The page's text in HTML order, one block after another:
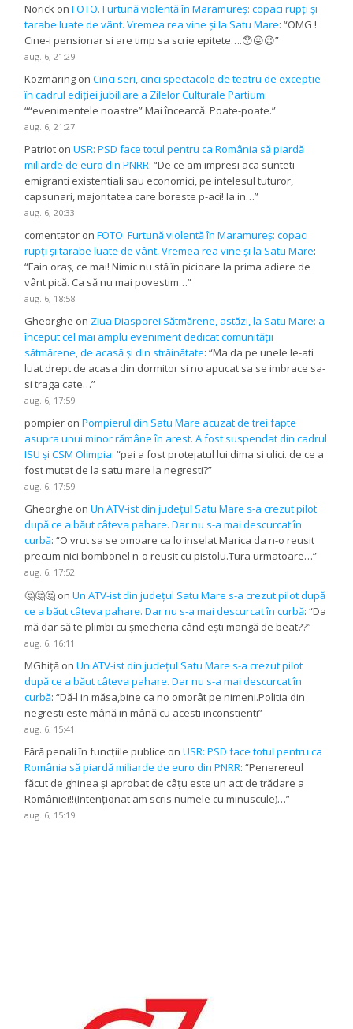
Norick onFOTO. Furtună violentă în Maramureș: copaci rupți și
tarabe luate de vânt. Vremea rea vine și la Satu Mare: “OMG !
Cine-i pensionar si are timp sa scrie epitete….😯😛😉”
aug. 6, 21:29
Kozmaring onCinci seri, cinci spectacole de teatru de excepție
în cadrul ediției jubiliare a Zilelor Culturale Partium:
““evenimentele noastre” Mai încearcă. Poate-poate.”
aug. 6, 21:27
Patriot onUSR: PSD face totul pentru ca România să piardă
miliarde de euro din PNRR: “De ce am impresi aca sunteti
emigranti existentiali sau economici, pe intelesul tuturor,
capsunari, majoritatea care boreste p-aci! Ia in…”
aug. 6, 20:33
comentator onFOTO. Furtună violentă în Maramureș: copaci
rupți și tarabe luate de vânt. Vremea rea vine și la Satu Mare:
“Fain oraș, ce mai! Nimic nu stă în picioare la prima adiere de
vânt pică. Ca să nu mai povestim…”
aug. 6, 18:58
Gheorghe on Ziua Diasporei Sătmărene, astăzi, la Satu Mare: a
început cel mai amplu eveniment dedicat comunității
sătmărene, de acasă și din străinătate: “Ma da pe unele le-ati
luat drept de acasa din dormitor si no apucat sa se imbrace sa-
si traga cate…”
aug. 6, 17:59
pompier onPompierul din Satu Mare acuzat de trei fapte
asupra unui minor rămâne în arest. A fost suspendat din cadrul
ISU și CSM Olimpia: “pai a fost protejatul lui dima si ulici. de ce a
fost mutat de la satu mare la negresti?”
aug. 6, 17:59
Gheorghe onUn ATV-ist din județul Satu Mare s-a crezut pilot
după ce a băut câteva pahare. Dar nu s-a mai descurcat în
curbă: “O vrut sa se omoare ca lo inselat Marica da n-o reusit
precum nici bombonel n-o reusit cu pistolu.Tura urmatoare…”
aug. 6, 17:52
🤔🤔🤔 onUn ATV-ist din județul Satu Mare s-a crezut pilot după
ce a băut câteva pahare. Dar nu s-a mai descurcat în curbă: “Da
mă dar să te plimbi cu șmecheria când ești mangă de beat??”
aug. 6, 16:11
MGhiță onUn ATV-ist din județul Satu Mare s-a crezut pilot
după ce a băut câteva pahare. Dar nu s-a mai descurcat în
curbă: “Dă-l in măsa,bine ca no omorât pe nimeni.Politia din
negresti este mână in mână cu acesti inconstienti”
aug. 6, 15:41
Fără penali în funcțiile publice onUSR: PSD face totul pentru ca
România să piardă miliarde de euro din PNRR: “Penerereul
făcut de ghinea și aprobat de câțu este un act de trădare a
României!!(Intenționat am scris numele cu minuscule)…”
aug. 6, 15:19